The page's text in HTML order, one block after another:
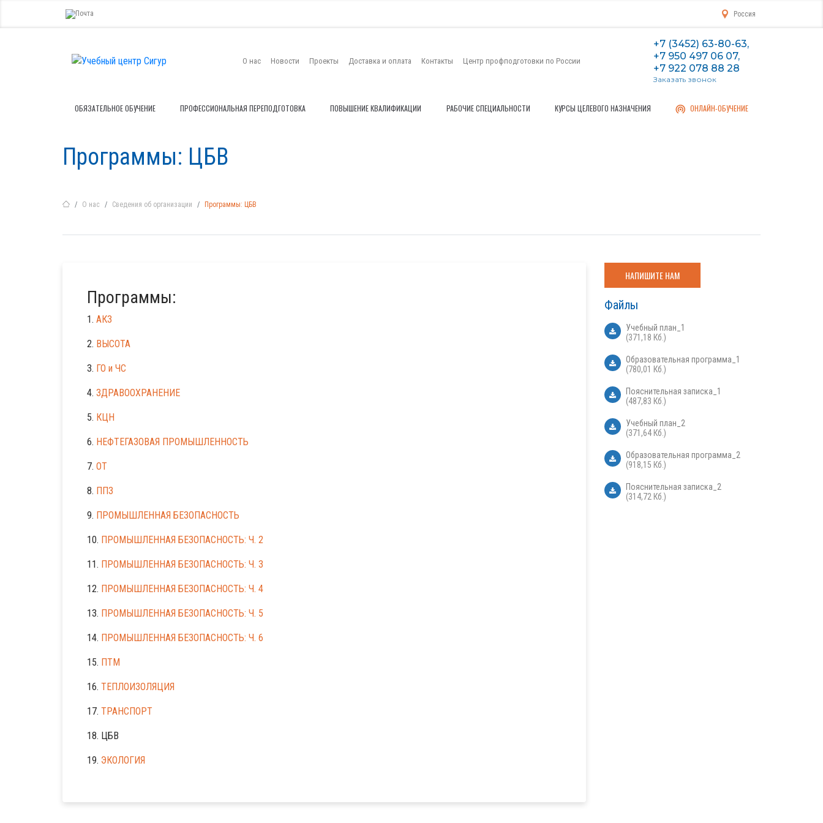
Россия
О нас Новости Проекты Доставка и оплата Контакты Центр профподготовки по России
+7 (3452) 63-80-63,
+7 950 497 06 07,
+7 922 078 88 28
Заказать звонок
ОБЯЗАТЕЛЬНОЕ ОБУЧЕНИЕ ПРОФЕССИОНАЛЬНАЯ ПЕРЕПОДГОТОВКА ПОВЫШЕНИЕ КВАЛИФИКАЦИИ РАБОЧИЕ СПЕЦИАЛЬНОСТИ КУРСЫ ЦЕЛЕВОГО НАЗНАЧЕНИЯ ОНЛАЙН-ОБУЧЕНИЕ
Программы: ЦБВ
О нас Сведения об организации Программы: ЦБВ
Программы:
1. АКЗ
2. ВЫСОТА
3. ГО и ЧС
4. ЗДРАВООХРАНЕНИЕ
5. КЦН
6. НЕФТЕГАЗОВАЯ ПРОМЫШЛЕННОСТЬ
7. ОТ
8. ППЗ
9. ПРОМЫШЛЕННАЯ БЕЗОПАСНОСТЬ
10. ПРОМЫШЛЕННАЯ БЕЗОПАСНОСТЬ: Ч. 2
11. ПРОМЫШЛЕННАЯ БЕЗОПАСНОСТЬ: Ч. 3
12. ПРОМЫШЛЕННАЯ БЕЗОПАСНОСТЬ: Ч. 4
13. ПРОМЫШЛЕННАЯ БЕЗОПАСНОСТЬ: Ч. 5
14. ПРОМЫШЛЕННАЯ БЕЗОПАСНОСТЬ: Ч. 6
15. ПТМ
16. ТЕПЛОИЗОЛЯЦИЯ
17. ТРАНСПОРТ
18. ЦБВ
19. ЭКОЛОГИЯ
НАПИШИТЕ НАМ
Файлы
Учебный план_1
(371,18 Кб.)
Образовательная программа_1
(780,01 Кб.)
Пояснительная записка_1
(487,83 Кб.)
Учебный план_2
(371,64 Кб.)
Образовательная программа_2
(918,15 Кб.)
Пояснительная записка_2
(314,72 Кб.)